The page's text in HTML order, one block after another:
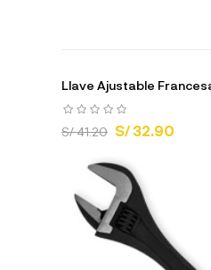
Llave Ajustable
S/ 41.20 S/ 32.90